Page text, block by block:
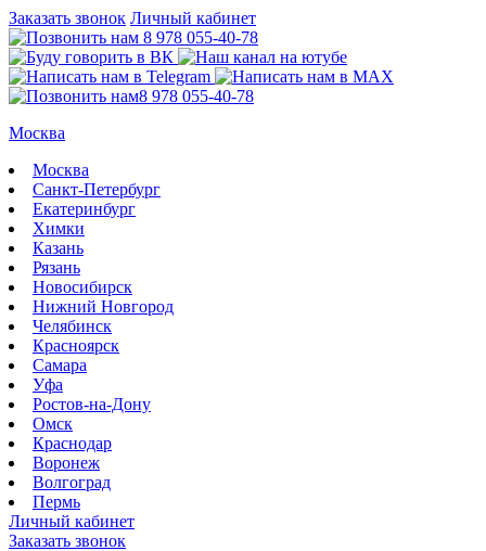
Заказать звонок Личный кабинет
8 978 055-40-78
8 978 055-40-78
Москва
Москва
Санкт-Петербург
Екатеринбург
Химки
Казань
Рязань
Новосибирск
Нижний Новгород
Челябинск
Красноярск
Самара
Уфа
Ростов-на-Дону
Омск
Краснодар
Воронеж
Волгоград
Пермь
Личный кабинет
Заказать звонок